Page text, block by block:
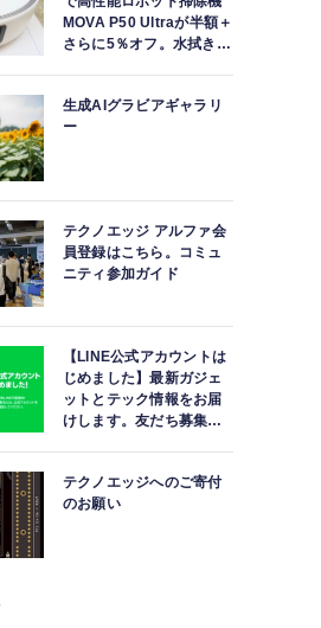
MOVA P50 Ultraが半額＋
さらに5％オフ。水拭きモ
生成AIグラビアギャラリ
ー
テクノエッジ アルファ会
員登録はこちら。コミュ
ニティ参加ガイド
【LINE公式アカウントは
じめました】最新ガジェ
ットとテック情報をお届
けします。友だち募集
テクノエッジへのご寄付
のお願い